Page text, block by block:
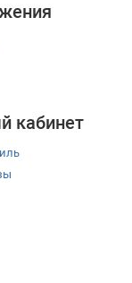
кабинет